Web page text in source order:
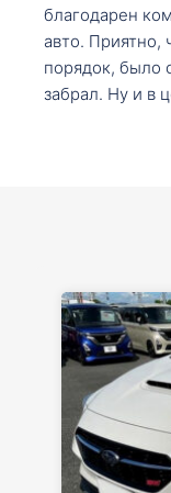
благодарен
авто. Приятно,
порядок, было
забрал. Ну и в